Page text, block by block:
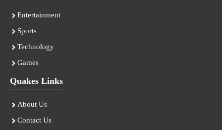
Entertainment
Sports
Technology
Games
Quakes Links
About Us
Contact Us